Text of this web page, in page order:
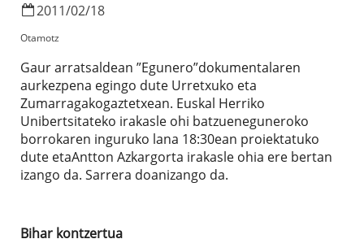
2011/02/18
Otamotz
Gaur arratsaldean ”Egunero”dokumentalaren
aurkezpena egingo dute Urretxuko eta
Zumarragakogaztetxean. Euskal Herriko
Unibertsitateko irakasle ohi batzueneguneroko
borrokaren inguruko lana 18:30ean proiektatuko
dute etaAntton Azkargorta irakasle ohia ere bertan
izango da. Sarrera doanizango da.
Bihar kontzertua